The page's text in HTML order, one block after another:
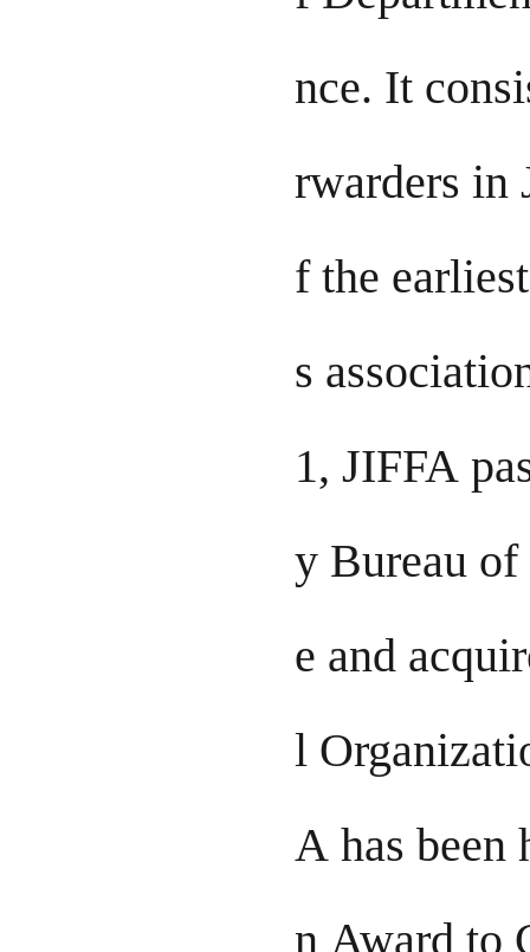
nce. It
rwarders in
f the
s
1, JIFFA
y Bureau
e and
l
A has been
n Award to